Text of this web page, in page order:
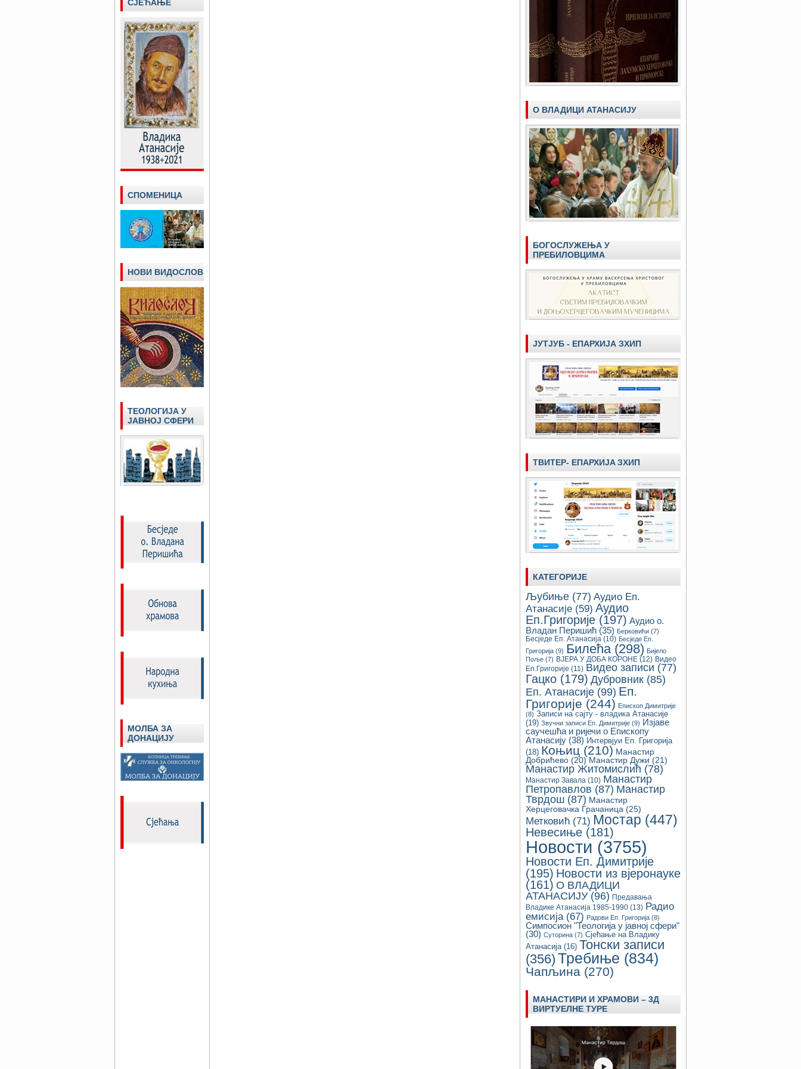
СЈЕЋАЊЕ
СПОМЕНИЦА
НОВИ ВИДОСЛОВ
ТЕОЛОГИЈА У
ЈАВНОЈ СФЕРИ
МОЛБА ЗА
ДОНАЦИЈУ
О ВЛАДИЦИ АТАНАСИЈУ
БОГОСЛУЖЕЊА У
ПРЕБИЛОВЦИМА
ЈУТЈУБ - ЕПАРХИЈА ЗХИП
ТВИТЕР- ЕПАРХИЈA ЗХИП
КАТЕГОРИЈЕ
Љубиње (77) Аудио Еп.
Атанасије (59) Аудио
Еп.Григорије (197) Аудио о.
Владан Перишић (35) Берковићи (7)
Бесједе Еп. Атанасија (10) Бесједе Еп.
Григорија (9) Билећа(298) Бијело
Поље (7) ВЈЕРА У ДОБА КОРОНЕ (12) Видео
Еп.Григорије (11) Видео записи (77)
Гацко (179) Дубровник (85)
Еп. Атанасије (99) Еп.
Григорије (244) Епископ Димитрије
(8) Записи на сајту - владика Атанасије
(19) Звучни записи Еп. Димитрије (9) Изјаве
саучешћа и ријечи о Епископу
Атанасију (38) Интервјуи Еп. Григорија
(18) Коњиц (210) Манастир
Добрићево (20) Манастир Дужи (21)
Манастир Житомислић (78)
Манастир Завала (10) Манастир
Петропавлов (87) Манастир
Тврдош (87) Манастир
Херцеговачка Грачаница (25)
Метковић (71) Мостар (447)
Невесиње (181)
Новости (3755)
Новости Еп. Димитрије
(195) Новости из вјеронауке
(161) О ВЛАДИЦИ
АТАНАСИЈУ(96) Предавања
Владике Атанасија 1985-1990 (13) Радио
емисија(67) Радови Еп. Григорија (8)
Симпосион "Теологија у јавној сфери"
(30) Суторина (7) Сјећање на Владику
Атанасија(16) Тонски записи
(356) Требиње (834)
Чапљина (270)
МАНАСТИРИ И ХРАМОВИ – 3Д
ВИРТУЕЛНЕ ТУРЕ